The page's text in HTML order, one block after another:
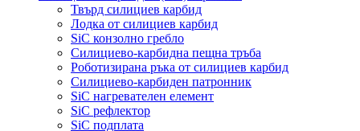
Твърд силициев карбид
Лодка от силициев карбид
SiC конзолно гребло
Силициево-карбидна пещна тръба
Роботизирана ръка от силициев карбид
Силициево-карбиден патронник
SiC нагревателен елемент
SiC рефлектор
SiC подплата